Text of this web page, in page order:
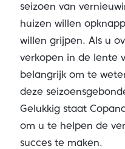
seizoen van
huizen willen
willen grijpen. Als u
verkopen in de lente
belangrijk om te
deze
Gelukkig staat
om u te helpen de
succes te maken.